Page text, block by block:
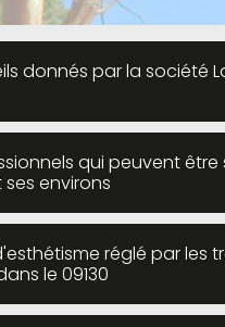
donnés par la société
qui peuvent
ses environs
réglé par les
le 09130